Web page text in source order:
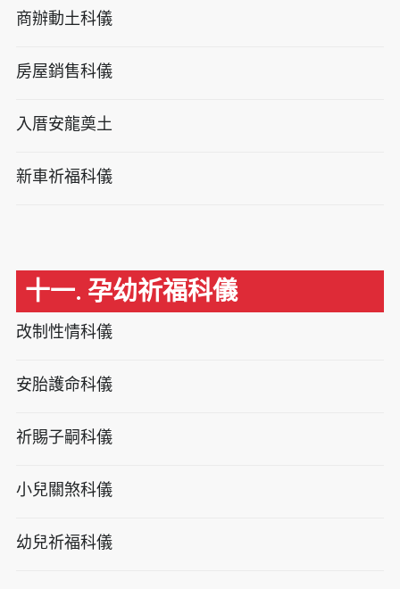
商辦動土科儀
房屋銷售科儀
入厝安龍奠土
新車祈福科儀
十一. 孕幼祈福科儀
改制性情科儀
安胎護命科儀
祈賜子嗣科儀
小兒關煞科儀
幼兒祈福科儀